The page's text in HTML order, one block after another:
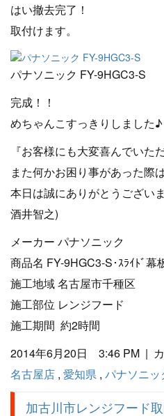
はい撤去完了！
取付けます。
パナソニック FY-9HGC3-S
完成！！
めちゃんこすっきりしました♪
『お客様にも大変喜んでいた
また何かお困り事があった際
本日は誠にありがとうござい
酒井智之)
メーカー パナソニック
商品名 FY-9HGC3-S･ｽﾗｲﾄﾞ幕
施工地域 名古屋市千種区
施工部位 レンジフード
施工期間 約2時間
2014年6月20日 3:46 PM | カ
名古屋店 , 愛知県 , パナソニッ
加古川市レンジフード